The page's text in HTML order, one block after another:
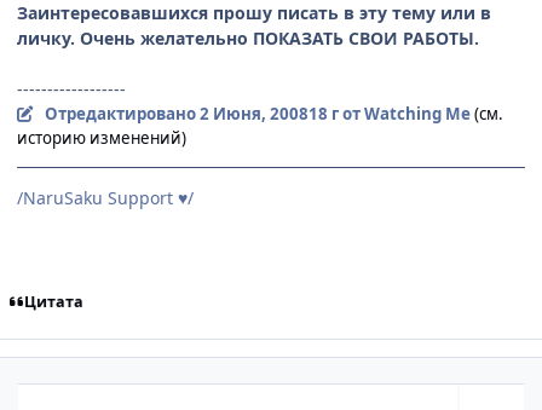
Заинтересовавшихся прошу писать в эту тему или в
личку. Очень желательно ПОКАЗАТЬ СВОИ РАБОТЫ.
------------------
Отредактировано2 Июня, 200818 гот Watching Me(см.
историю изменений)
/NaruSaku Support ♥/
Цитата